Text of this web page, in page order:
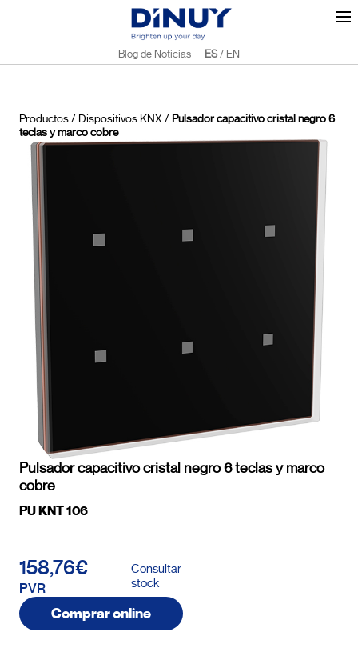
Blog de Noticias ES/ EN
Productos/ Dispositivos KNX/ Pulsador capacitivo cristal negro 6
teclas y marco cobre
Pulsador capacitivo cristal negro 6 teclas y marco
cobre
PU KNT 106
158,76€
PVR
Consultar
stock
Comprar online